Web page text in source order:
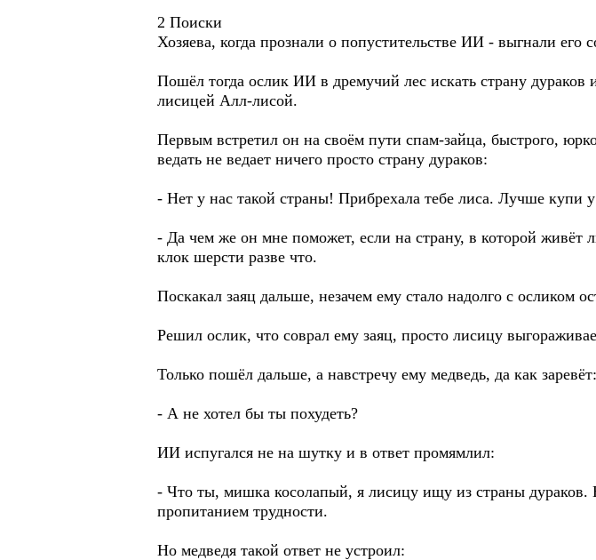
2 Поиски
Хозяева, когда прознали о попустительстве ИИ - выгнали его
Пошёл тогда ослик ИИ в дремучий лес искать страну дураков
лисицей Алл-лисой.
Первым встретил он на своём пути спам-зайца, быстрого,
ведать не ведает ничего просто страну дураков:
- Нет у нас такой страны! Прибрехала тебе лиса. Лучше купи
- Да чем же он мне поможет, если на страну, в которой живёт
клок шерсти разве что.
Поскакал заяц дальше, незачем ему стало надолго с осликом
Решил ослик, что соврал ему заяц, просто лисицу
Только пошёл дальше, а навстречу ему медведь, да как заревёт:
- А не хотел бы ты похудеть?
ИИ испугался не на шутку и в ответ промямлил:
- Что ты, мишка косолапый, я лисицу ищу из страны дураков.
пропитанием трудности.
Но медведя такой ответ не устроил: